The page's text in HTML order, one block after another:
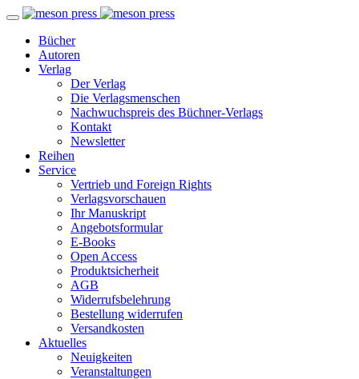
Bücher
Autoren
Verlag
Der Verlag
Die Verlagsmenschen
Nachwuchspreis des Büchner-Verlags
Kontakt
Newsletter
Reihen
Service
Vertrieb und Foreign Rights
Verlagsvorschauen
Ihr Manuskript
Angebotsformular
E-Books
Open Access
Produktsicherheit
AGB
Widerrufsbelehrung
Bestellung widerrufen
Versandkosten
Aktuelles
Neuigkeiten
Veranstaltungen